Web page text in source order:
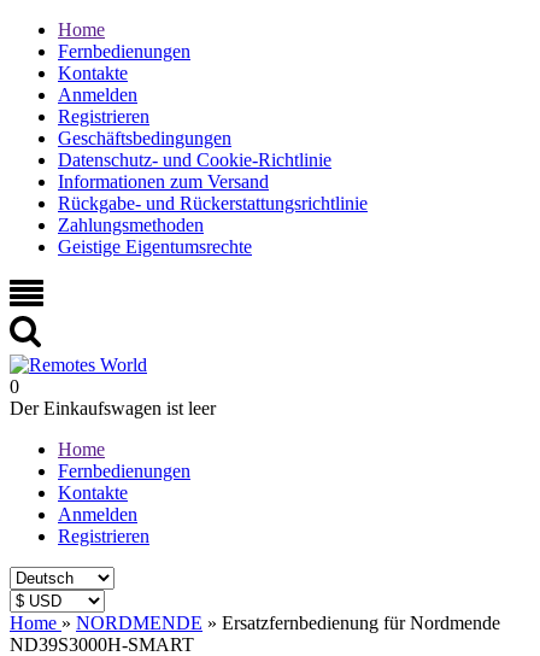
Home
Fernbedienungen
Kontakte
Anmelden
Registrieren
Geschäftsbedingungen
Datenschutz- und Cookie-Richtlinie
Informationen zum Versand
Rückgabe- und Rückerstattungsrichtlinie
Zahlungsmethoden
Geistige Eigentumsrechte
0
Der Einkaufswagen ist leer
Home
Fernbedienungen
Kontakte
Anmelden
Registrieren
Home » NORDMENDE » Ersatzfernbedienung für Nordmende
ND39S3000H-SMART